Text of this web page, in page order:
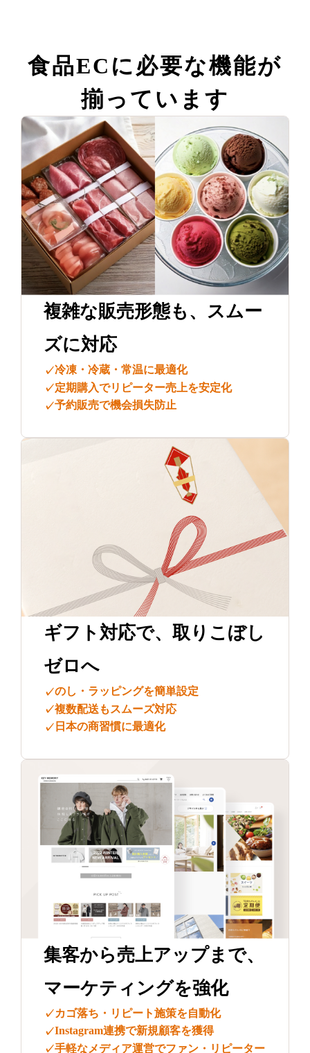
食品ECに必要な機能が
揃っています
複雑な販売形態も、 スムー
ズに対応
✓冷凍・冷蔵・常温に最適化
✓定期購入でリピーター売上を安定化
✓予約販売で機会損失防止
ギフト対応で、取りこぼし
ゼロへ
✓のし・ラッピングを簡単設定
✓複数配送もスムーズ対応
✓ 日本の商習慣に最適化
集客から売上アップまで、
マーケティングを強化
✓カゴ落ち・リピート施策を自動化
✓Instagram連携で新規顧客を獲得
✓手軽なメディア運営でファン・リピーター